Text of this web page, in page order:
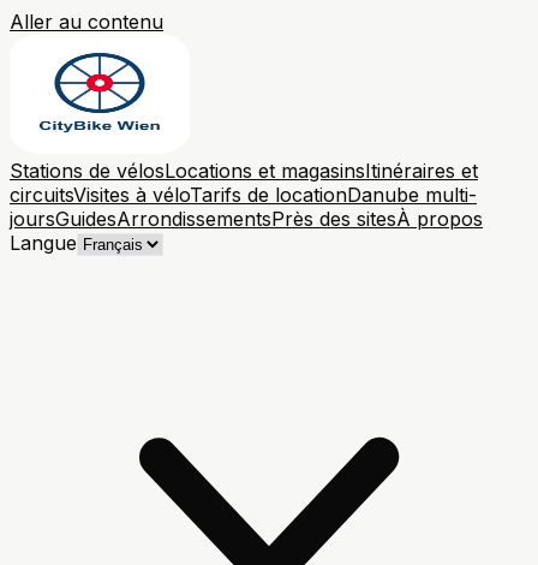
Aller au contenu
Stations de vélosLocations et magasinsItinéraires et
circuitsVisites à véloTarifs de locationDanube multi-
joursGuidesArrondissementsPrès des sitesÀ propos
Langue